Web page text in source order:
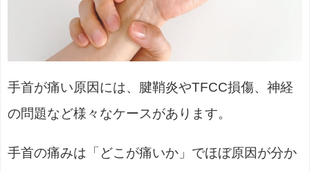
手首が痛い原因には、腱鞘炎やTFCC損傷、神経
の問題など様々なケースがあります。
手首の痛みは「どこが痛いか」でほぼ原因が分か